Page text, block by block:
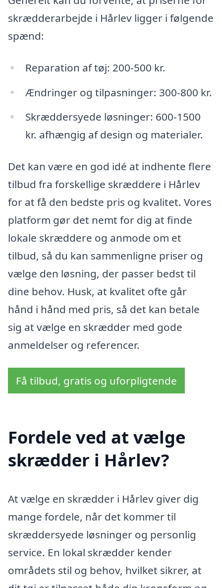
skrædderarbejde i Hårlev ligger i følgende
spænd:
Reparation af tøj: 200-500 kr.
Ændringer og tilpasninger: 300-800 kr.
Skræddersyede løsninger: 600-1500
kr. afhængig af design og materialer.
Det kan være en god idé at indhente flere
tilbud fra forskellige skræddere i Hårlev
for at få den bedste pris og kvalitet. Vores
platform gør det nemt for dig at finde
lokale skræddere og anmode om et
tilbud, så du kan sammenligne priser og
vælge den løsning, der passer bedst til
dine behov. Husk, at kvalitet ofte går
hånd i hånd med pris, så det kan betale
sig at vælge en skrædder med gode
anmeldelser og referencer.
Få tilbud, gratis og uforpligtende
Fordele ved at vælge
skrædder i Hårlev?
At vælge en skrædder i Hårlev giver dig
mange fordele, når det kommer til
skræddersyede løsninger og personlig
service. En lokal skrædder kender
områdets stil og behov, hvilket sikrer, at